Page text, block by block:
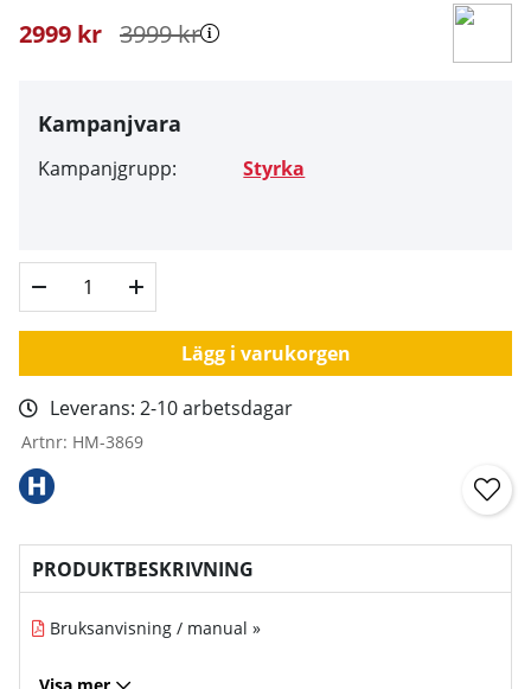
3999kr
2999 kr
Kampanjvara
Kampanjgrupp: Styrka
Lägg i varukorgen
Leverans: 2-10 arbetsdagar
Artnr: HM-3869
PRODUKTBESKRIVNING
Bruksanvisning / manual »